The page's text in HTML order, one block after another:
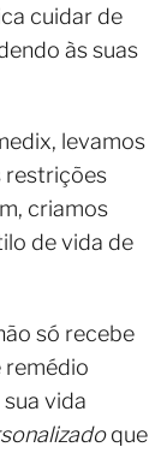
cuidar de
às suas
levamos
restrições
criamos
de vida de
só recebe
remédio
vida
que